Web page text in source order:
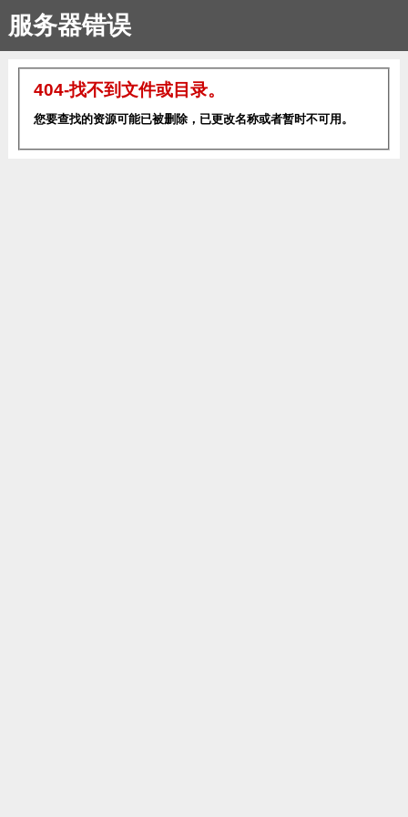
服务器错误
404-找不到文件或目录。
您要查找的资源可能已被删除，已更改名称或者暂时不可用。